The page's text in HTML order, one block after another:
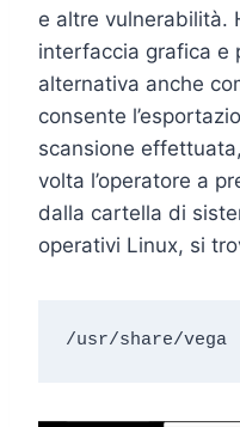
e altre vulnerabilità.
interfaccia grafica e
alternativa anche
consente
scansione
volta l’operatore a
dalla cartella di
operativi Linux, si
/usr/share/vega